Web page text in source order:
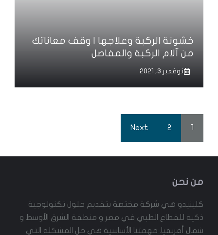
خشونة الركبة وعلاجها | وقف معاناتك
من آلام الركبة والمفاصل
نوفمبر 3, 2021
1
2
Next
من نحن
كلينيدو هي شركة مختصة بتقديم حلول تكنولوجية
ذكية للقطاع الطبي في مصر و منطقة الشرق الأوسط و
شمال أفريقيا. مهمتنا الأساسية هي حل المشكلة التي